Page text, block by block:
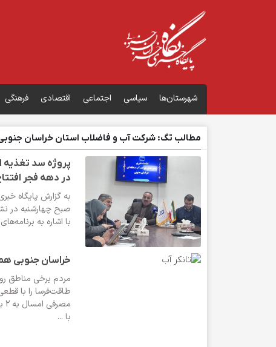
شهرستان‌ها سیاسی اجتماعی اقتصادی فرهنگی
مطالب تگ: شرکت آب و فاضلاب استان خراسان
پروژه سد تغذیه
در دهه فجر
به گزارش پایگاه
صبح چهارشنبه در
با اشاره به
خراسان جنوبی
مردم برخی مناطق
طاقت‌فرسا را با
با ...